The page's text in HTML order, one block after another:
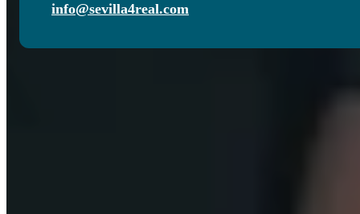
info@sevilla4real.com